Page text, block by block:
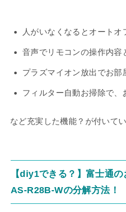
人がいなくなるとオート
音声でリモコンの操作内容
プラズマイオン放出でお部
フィルター自動お掃除で、
など充実した機能？が付いて
【diy1できる？】富士通
AS-R28B-Wの分解方法！